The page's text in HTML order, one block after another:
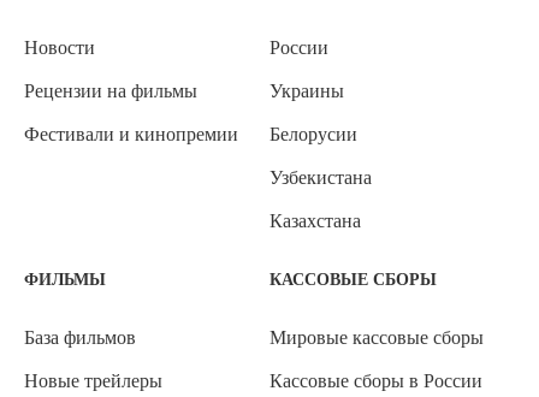
Новости
Рецензии на фильмы
Фестивали и кинопремии
России
Украины
Белорусии
Узбекистана
Казахстана
ФИЛЬМЫ
База фильмов
Новые трейлеры
КАССОВЫЕ СБОРЫ
Мировые кассовые сборы
Кассовые сборы в России